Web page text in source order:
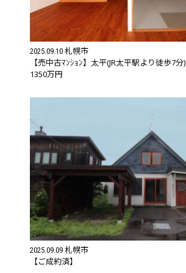
2025.09.10 札幌市
【売中古ﾏﾝｼｮﾝ】太平(JR太平駅より徒歩7分)
1350万円
2025.09.09 札幌市
【ご成約済】